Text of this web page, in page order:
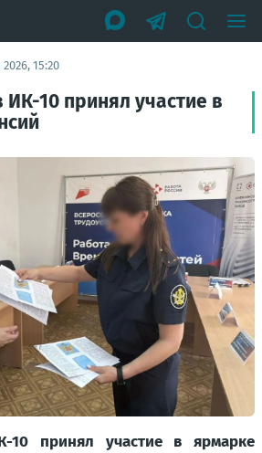
15:20
10 принял участие в
10 принял участие в ярмарке